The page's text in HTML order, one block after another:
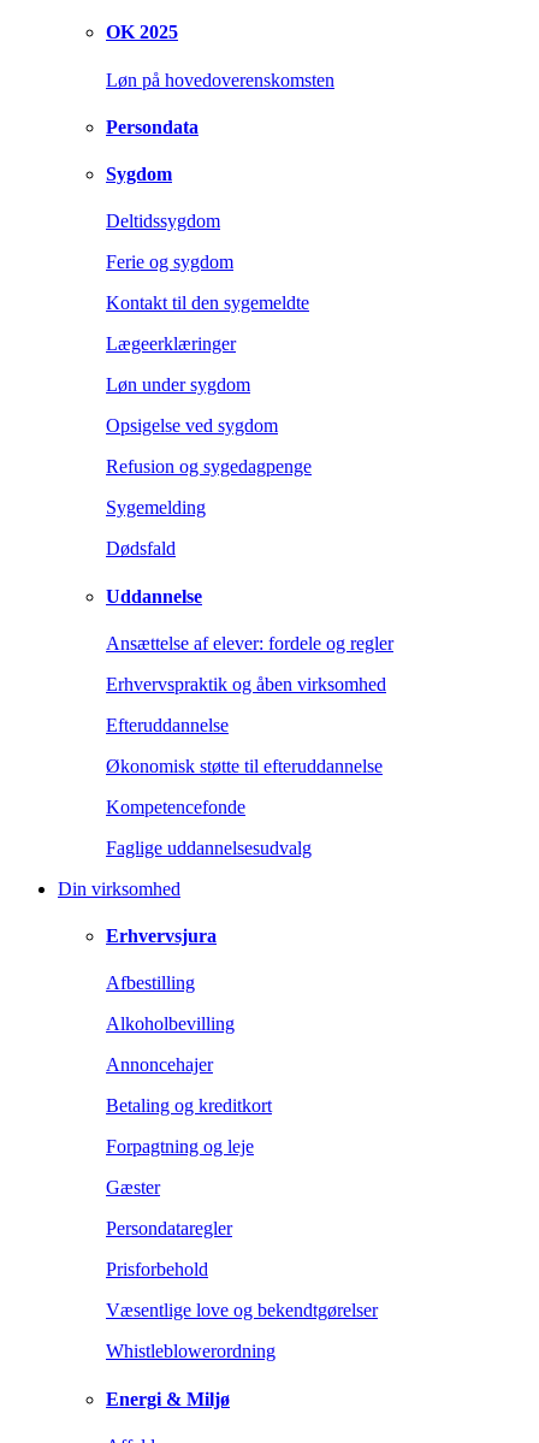
OK 2025
Løn på hovedoverenskomsten
Persondata
Sygdom
Deltidssygdom
Ferie og sygdom
Kontakt til den sygemeldte
Lægeerklæringer
Løn under sygdom
Opsigelse ved sygdom
Refusion og sygedagpenge
Sygemelding
Dødsfald
Uddannelse
Ansættelse af elever: fordele og regler
Erhvervspraktik og åben virksomhed
Efteruddannelse
Økonomisk støtte til efteruddannelse
Kompetencefonde
Faglige uddannelsesudvalg
Din virksomhed
Erhvervsjura
Afbestilling
Alkoholbevilling
Annoncehajer
Betaling og kreditkort
Forpagtning og leje
Gæster
Persondataregler
Prisforbehold
Væsentlige love og bekendtgørelser
Whistleblowerordning
Energi & Miljø